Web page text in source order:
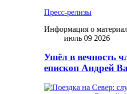
Пресс-релизы
Информация о
июль 09 2026
Ушёл в вечность
епископ Андрей